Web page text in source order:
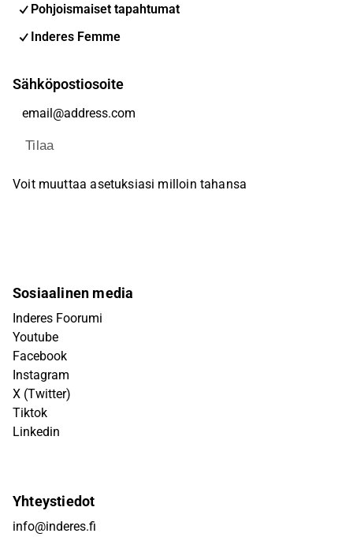
Pohjoismaiset tapahtumat
Inderes Femme
Sähköpostiosoite
Tilaa
Voit muuttaa asetuksiasi milloin tahansa
Sosiaalinen media
Inderes Foorumi
Youtube
Facebook
Instagram
X (Twitter)
Tiktok
Linkedin
Yhteystiedot
info@inderes.fi